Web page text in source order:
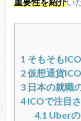
1 そもそも
2仮想通貨
3日本の就職
4ICOで注目
4.1 Uber